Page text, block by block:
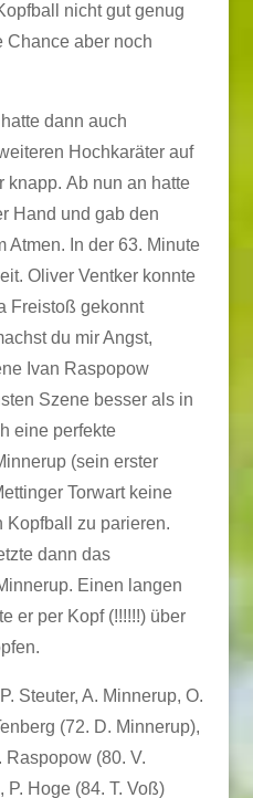
nicht gut genug
Chance aber noch
dann auch
Hochkaräter auf
knapp. Ab nun an hatte
Hand und gab den
Atmen. In der 63. Minute
Oliver Ventker konnte
Freistoß gekonnt
du mir Angst,
Ivan Raspopow
Szene besser als in
eine perfekte
(sein erster
Torwart keine
Kopfball zu parieren.
dann das
Einen langen
er per Kopf (!!!!!!) über
Steuter, A. Minnerup, O.
(72. D. Minnerup),
Raspopow (80. V.
Hoge (84. T. Voß)